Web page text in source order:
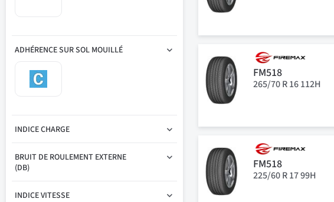
FM518
265/70 R 16 112H
FM518
225/60 R 17 99H
ADHÉRENCE SUR SOL MOUILLÉ
INDICE CHARGE
BRUIT DE ROULEMENT EXTERNE
(DB)
INDICE VITESSE